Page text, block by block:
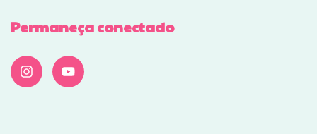
Permaneça conectado